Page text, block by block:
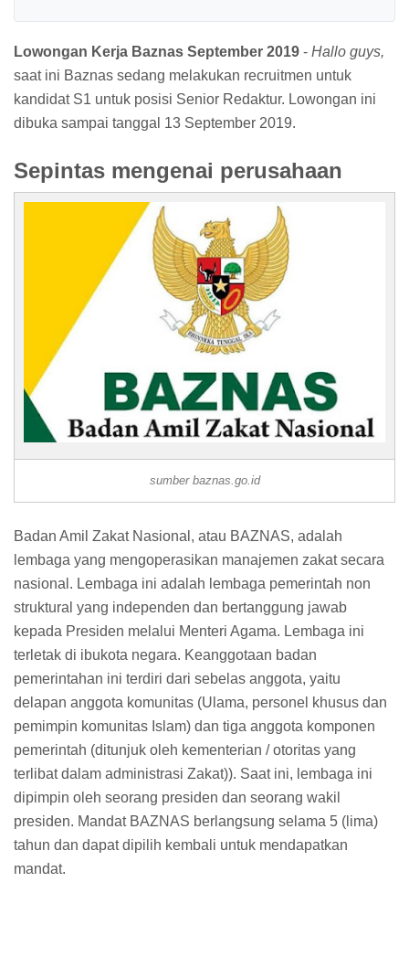
Lowongan Kerja Baznas September 2019 - Hallo guys,
saat ini Baznas sedang melakukan recruitmen untuk
kandidat S1 untuk posisi Senior Redaktur. Lowongan ini
dibuka sampai tanggal 13 September 2019.
Sepintas mengenai perusahaan
sumber baznas.go.id
Badan Amil Zakat Nasional, atau BAZNAS, adalah
lembaga yang mengoperasikan manajemen zakat secara
nasional. Lembaga ini adalah lembaga pemerintah non
struktural yang independen dan bertanggung jawab
kepada Presiden melalui Menteri Agama. Lembaga ini
terletak di ibukota negara. Keanggotaan badan
pemerintahan ini terdiri dari sebelas anggota, yaitu
delapan anggota komunitas (Ulama, personel khusus dan
pemimpin komunitas Islam) dan tiga anggota komponen
pemerintah (ditunjuk oleh kementerian / otoritas yang
terlibat dalam administrasi Zakat)). Saat ini, lembaga ini
dipimpin oleh seorang presiden dan seorang wakil
presiden. Mandat BAZNAS berlangsung selama 5 (lima)
tahun dan dapat dipilih kembali untuk mendapatkan
mandat.